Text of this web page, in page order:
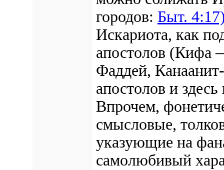
городов: Быт.
Искариота, как
апостолов (Кифа
Фаддей,
апостолов и
Впрочем,
смысловые,
указующие на
самолюбивый